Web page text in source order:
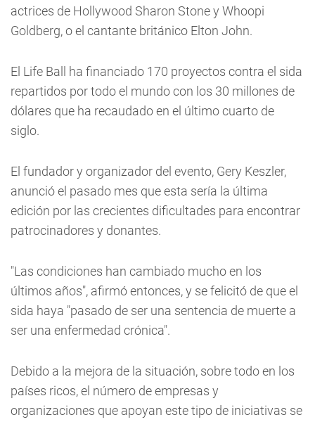
actrices de Hollywood Sharon Stone y Whoopi
Goldberg, o el cantante británico Elton John.
El Life Ball ha financiado 170 proyectos contra el sida
repartidos por todo el mundo con los 30 millones de
dólares que ha recaudado en el último cuarto de
siglo.
El fundador y organizador del evento, Gery Keszler,
anunció el pasado mes que esta sería la última
edición por las crecientes dificultades para encontrar
patrocinadores y donantes.
"Las condiciones han cambiado mucho en los
últimos años", afirmó entonces, y se felicitó de que el
sida haya "pasado de ser una sentencia de muerte a
ser una enfermedad crónica".
Debido a la mejora de la situación, sobre todo en los
países ricos, el número de empresas y
organizaciones que apoyan este tipo de iniciativas se